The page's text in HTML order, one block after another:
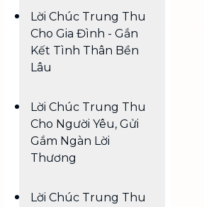
Lời Chúc Trung Thu
Cho Gia Đình - Gắn
Kết Tình Thân Bền
Lâu
Lời Chúc Trung Thu
Cho Người Yêu, Gửi
Gắm Ngàn Lời
Thương
Lời Chúc Trung Thu